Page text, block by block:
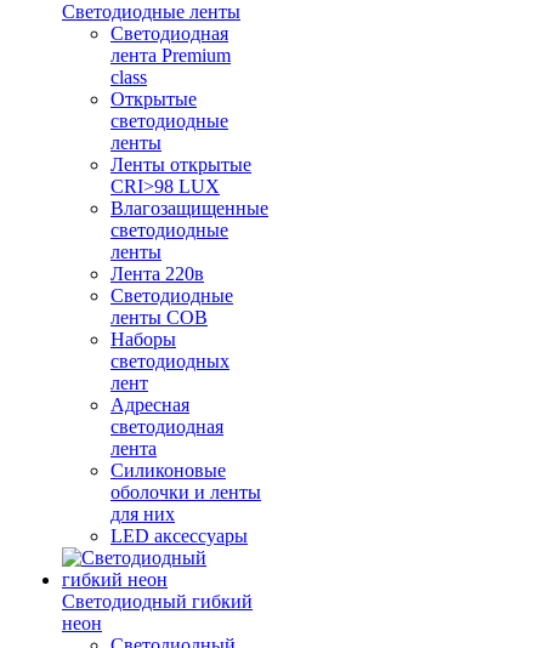
Светодиодные ленты
Светодиодная
лента Premium
class
Открытые
светодиодные
ленты
Ленты открытые
CRI>98 LUX
Влагозащищенные
светодиодные
ленты
Лента 220в
Светодиодные
ленты COB
Наборы
светодиодных
лент
Адресная
светодиодная
лента
Силиконовые
оболочки и ленты
для них
LED аксессуары
Светодиодный гибкий
неон